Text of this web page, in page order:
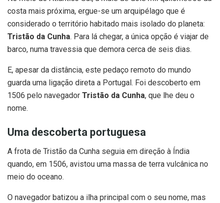
costa mais próxima, ergue-se um arquipélago que é
considerado o território habitado mais isolado do planeta:
Tristão da Cunha. Para lá chegar, a única opção é viajar de
barco, numa travessia que demora cerca de seis dias.
E, apesar da distância, este pedaço remoto do mundo
guarda uma ligação direta a Portugal. Foi descoberto em
1506 pelo navegador Tristão da Cunha, que lhe deu o
nome.
Uma descoberta portuguesa
A frota de Tristão da Cunha seguia em direção à Índia
quando, em 1506, avistou uma massa de terra vulcânica no
meio do oceano.
O navegador batizou a ilha principal com o seu nome, mas